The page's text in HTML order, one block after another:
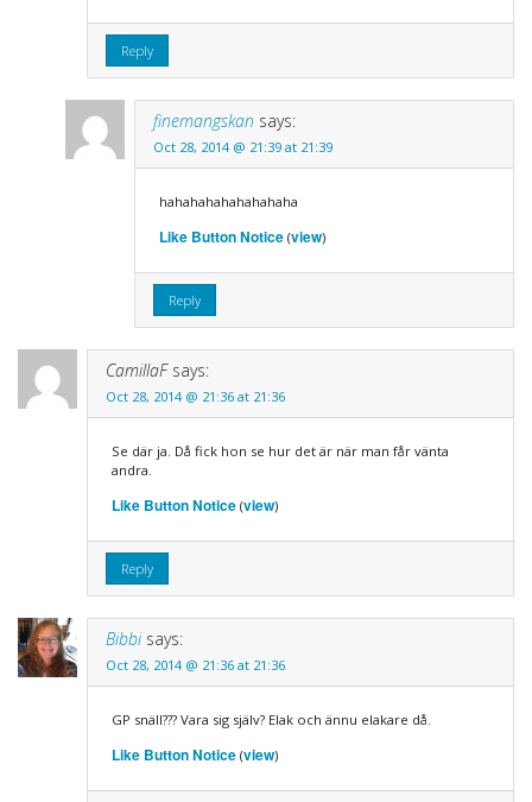
Reply
finemangskan says:
Oct 28, 2014 @ 21:39 at 21:39
hahahahahahahahaha
Like Button Notice(view)
Reply
CamillaF says:
Oct 28, 2014 @ 21:36 at 21:36
Se där ja. Då fick hon se hur det är när man får vänta
andra.
Like Button Notice(view)
Reply
Bibbi says:
Oct 28, 2014 @ 21:36 at 21:36
GP snäll??? Vara sig själv? Elak och ännu elakare då.
Like Button Notice(view)